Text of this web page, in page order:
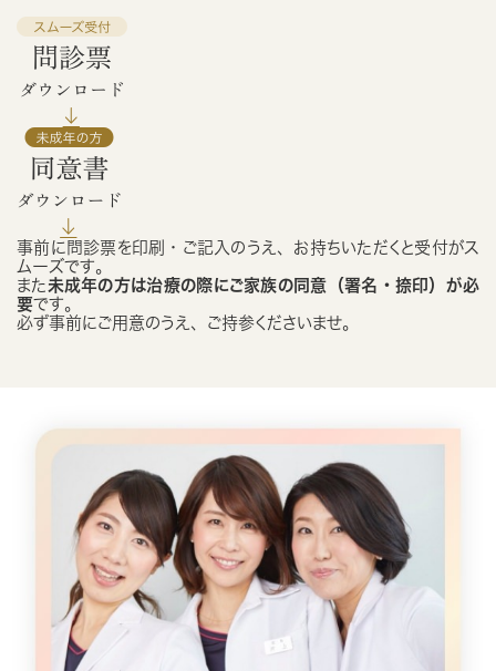
事前に問診票を印刷・ご記入のうえ、お持ちいただくと受付がス
ムーズです。
また 未成年の方は治療の際にご家族の同意（署名・捺印）が必
要です。
必ず事前にご用意のうえ、ご持参くださいませ。